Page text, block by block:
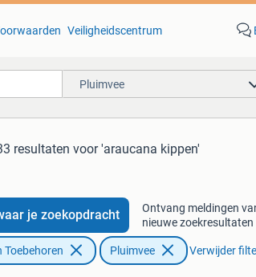
Veiligheidscentrum
Pluimvee
resultaten voor 'araucana kippen'
je zoekopdracht
Ontvang meldingen
nieuwe zoekresultaten
Toebehoren Pluimvee Verwijder